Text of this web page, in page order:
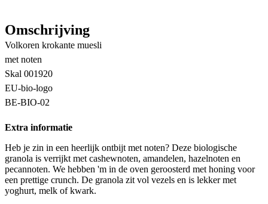
Omschrijving
Volkoren krokante muesli
met noten
Skal 001920
EU-bio-logo
BE-BIO-02
Extra informatie
Heb je zin in een heerlijk ontbijt met noten? Deze biologische
granola is verrijkt met cashewnoten, amandelen, hazelnoten en
pecannoten. We hebben 'm in de oven geroosterd met honing voor
een prettige crunch. De granola zit vol vezels en is lekker met
yoghurt, melk of kwark.